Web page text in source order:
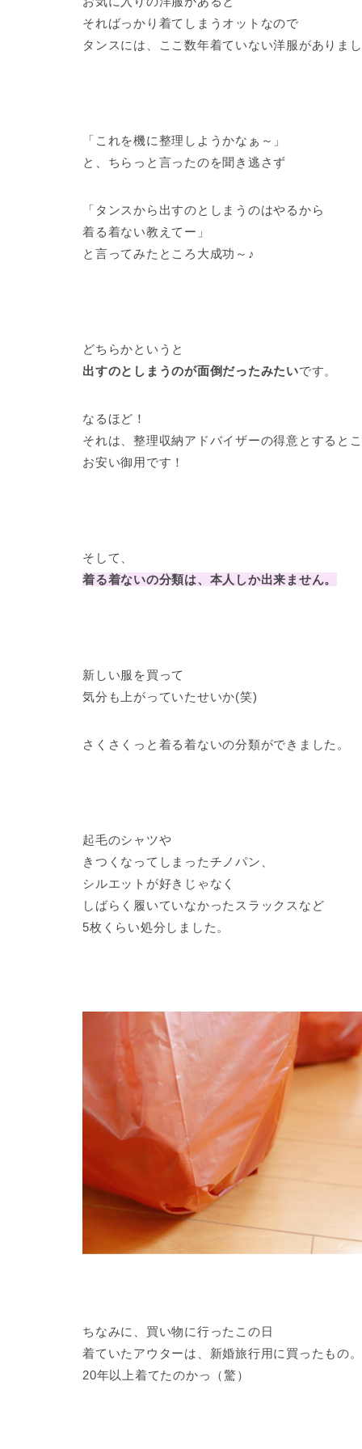
そればっかり着てしまうオットなので
タンスには、ここ数年着ていない洋服がありま
「これを機に整理しようかなぁ～」
と、ちらっと言ったのを聞き逃さず
「タンスから出すのとしまうのはやるから
着る着ない教えてー」
と言ってみたところ大成功～♪
どちらかというと
出すのとしまうのが面倒だったみたいです。
なるほど！
それは、整理収納アドバイザーの得意とすると
お安い御用です！
そして、
着る着ないの分類は、本人しか出来ません。
新しい服を買って
気分も上がっていたせいか(笑)
さくさくっと着る着ないの分類ができました。
起毛のシャツや
きつくなってしまったチノパン、
シルエットが好きじゃなく
しばらく履いていなかったスラックスなど
5枚くらい処分しました。
ちなみに、買い物に行ったこの日
着ていたアウターは、新婚旅行用に買ったもの。
20年以上着てたのかっ（驚）